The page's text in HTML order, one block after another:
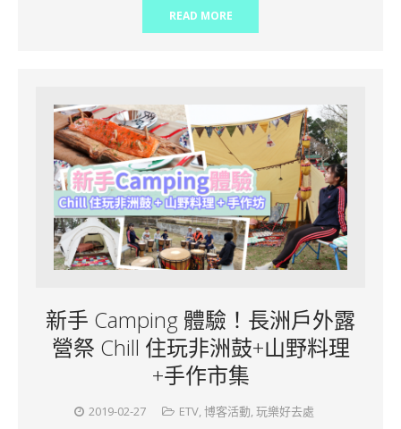
READ MORE
新手 Camping 體驗！長洲戶外露
營祭 Chill 住玩非洲鼓+山野料理
+手作市集
2019-02-27 ETV,博客活動,玩樂好去處